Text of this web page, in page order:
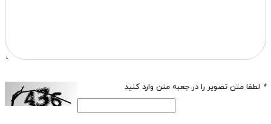
* لطفا متن تصویر را در جعبه متن وارد کنید